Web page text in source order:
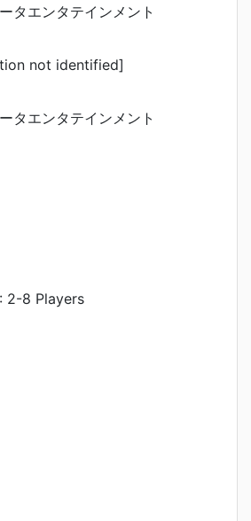
タエンタテインメント
not identified]
タエンタテインメント
2-8 Players